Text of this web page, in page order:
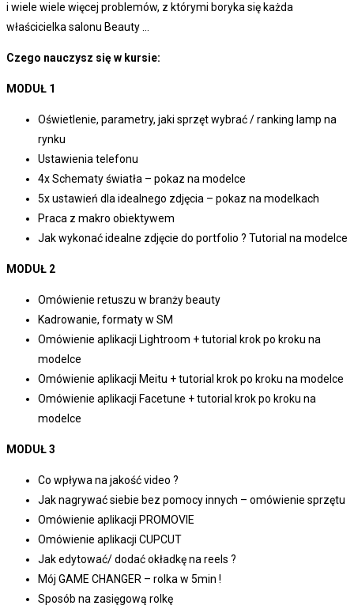
i wiele wiele więcej problemów, z którymi boryka się każda
właścicielka salonu Beauty …
Czego nauczysz się w kursie:
MODUŁ 1
Oświetlenie, parametry, jaki sprzęt wybrać / ranking lamp na
rynku
Ustawienia telefonu
4x Schematy światła – pokaz na modelce
5x ustawień dla idealnego zdjęcia – pokaz na modelkach
Praca z makro obiektywem
Jak wykonać idealne zdjęcie do portfolio ? Tutorial na modelce
MODUŁ 2
Omówienie retuszu w branży beauty
Kadrowanie, formaty w SM
Omówienie aplikacji Lightroom + tutorial krok po kroku na
modelce
Omówienie aplikacji Meitu + tutorial krok po kroku na modelce
Omówienie aplikacji Facetune + tutorial krok po kroku na
modelce
MODUŁ 3
Co wpływa na jakość video ?
Jak nagrywać siebie bez pomocy innych – omówienie sprzętu
Omówienie aplikacji PROMOVIE
Omówienie aplikacji CUPCUT
Jak edytować/ dodać okładkę na reels ?
Mój GAME CHANGER – rolka w 5min !
Sposób na zasięgową rolkę